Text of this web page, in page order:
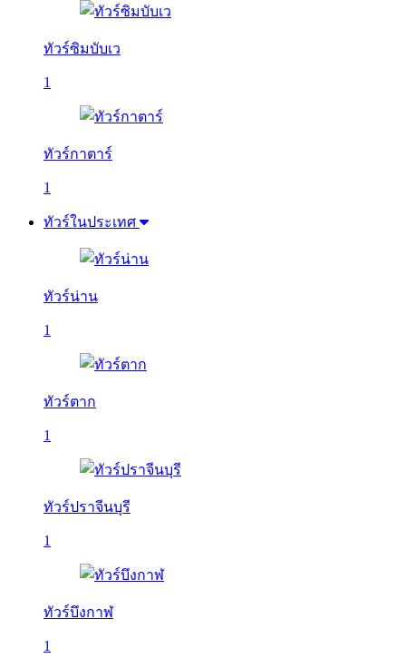
ทัวร์ซิมบับเว
1
ทัวร์กาตาร์
1
ทัวร์ในประเทศ
ทัวร์น่าน
1
ทัวร์ตาก
1
ทัวร์ปราจีนบุรี
1
ทัวร์บึงกาฬ
1